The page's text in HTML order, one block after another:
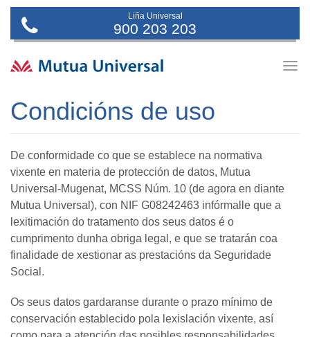
Liña Universal
900 203 203
Condicións de uso
De conformidade co que se establece na normativa
vixente en materia de protección de datos, Mutua
Universal-Mugenat, MCSS Núm. 10 (de agora en diante
Mutua Universal), con NIF G08242463 infórmalle que a
lexitimación do tratamento dos seus datos é o
cumprimento dunha obriga legal, e que se tratarán coa
finalidade de xestionar as prestacións da Seguridade
Social.
Os seus datos gardaranse durante o prazo mínimo de
conservación establecido pola lexislación vixente, así